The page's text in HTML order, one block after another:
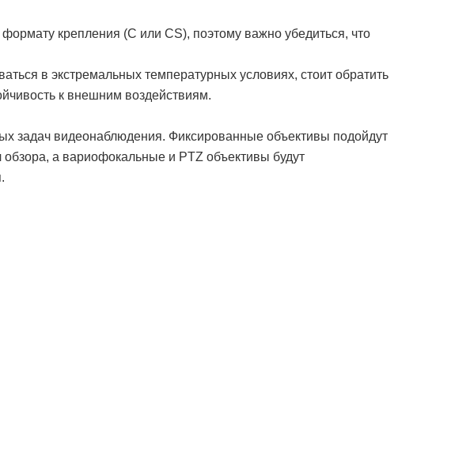
крепления (C или CS), поэтому важно убедиться, что
в экстремальных температурных условиях, стоит обратить
к внешним воздействиям.
задач видеонаблюдения. Фиксированные объективы подойдут
обзора, а вариофокальные и PTZ объективы будут